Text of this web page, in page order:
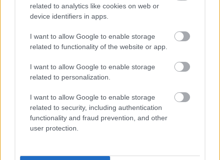
related to analytics like cookies on web or
device identifiers in apps.
I want to allow Google to enable storage
related to functionality of the website or app.
I want to allow Google to enable storage
related to personalization.
I want to allow Google to enable storage
related to security, including authentication
functionality and fraud prevention, and other
user protection.
Maximum 30 keresőcímkét használhatsz
bejegyzésenként, történetekben pedig 10-et, amivel
érdemes is élni. Fontos ugyanakkor, hogy relevánsak
legyenek a hashtag-ek az adott tartalomhoz és
Vizualitás